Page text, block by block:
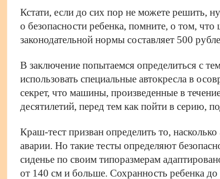
Кстати, если до сих пор не можете решить,
о безопасности ребенка, помните, о том,
законодательной нормы составляет 500
В заключение попытаемся определиться с
использовать специальные автокресла в
секрет, что машины, произведенные в
десятилетий, перед тем как пойти в серию,
Краш-тест призван определить то, насколько
аварии. Но такие тесты определяют
сиденье по своим типоразмерам
от 140 см и больше. Сохранность ребенка